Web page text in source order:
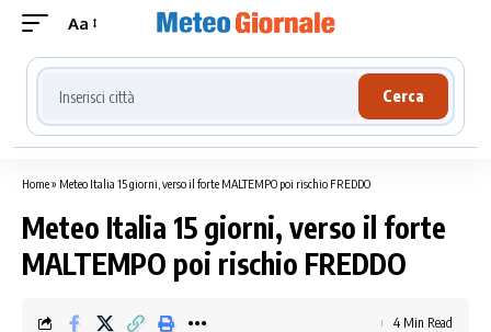
Aa
Cerca località meteo
Cerca
Home» Meteo Italia 15 giorni, verso il forte MALTEMPO poi rischio FREDDO
Meteo Italia 15 giorni, verso il forte
MALTEMPO poi rischio FREDDO
4 Min Read